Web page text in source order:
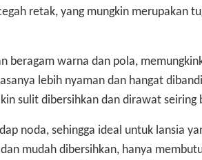
retak, yang mungkin merupakan
beragam warna dan pola,
lebih nyaman dan hangat
sulit dibersihkan dan dirawat
noda, sehingga ideal untuk lansia
mudah dibersihkan, hanya